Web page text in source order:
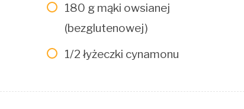
180 g mąki owsianej
(bezglutenowej)
1/2 łyżeczki cynamonu